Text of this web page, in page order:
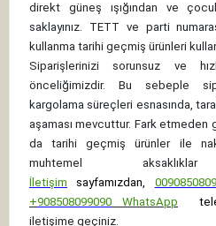
direkt güneş ışığından ve
saklayınız. TETT ve parti
kullanma tarihi geçmiş ürünleri
Siparişlerinizi sorunsuz ve
önceliğimizdir. Bu sebeple
kargolama süreçleri esnasında,
aşaması mevcuttur. Fark etmeden
da tarihi geçmiş ürünler ile
muhtemel
İletişim
sayfamızdan,
+908508099090 WhatsApp
iletişime geçiniz.